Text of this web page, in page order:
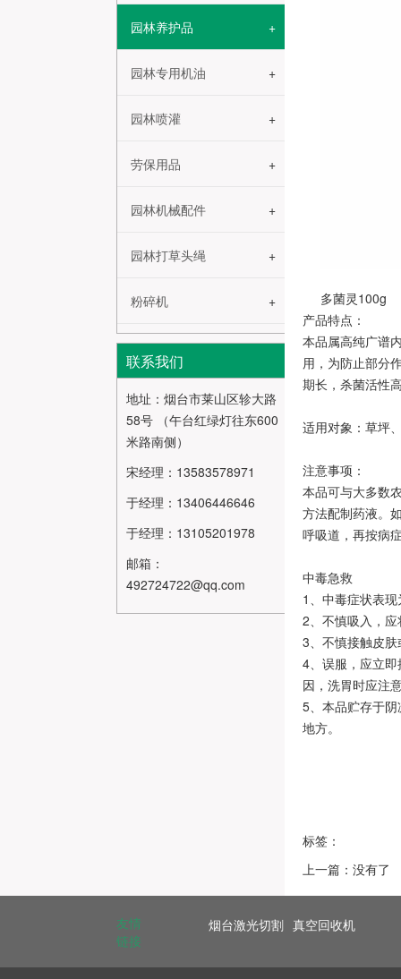
园林养护品
园林专用机油
园林喷灌
劳保用品
园林机械配件
园林打草头绳
粉碎机
联系我们
地址：烟台市莱山区轸大路
58号 （午台红绿灯往东600
米路南侧）
宋经理：13583578971
于经理：13406446646
于经理：13105201978
邮箱：
492724722@qq.com
多菌灵100g
产品特点：
本品属高纯广谱
用，为防止部分
期长，杀菌活性
适用对象：草坪
注意事项：
本品可与大多数
方法配制药液。
呼吸道，再按病
中毒急救
1、中毒症状表
2、不慎吸入，
3、不慎接触皮
4、误服，应立
因，洗胃时应注
5、本品贮存于
地方。
标签：
上一篇：没有了
友情
链接
烟台激光切割 真空回收机